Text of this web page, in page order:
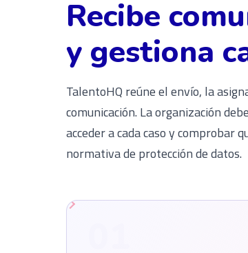
Recibe
y gestiona
TalentoHQ reúne el envío, la
comunicación. La organización
acceder a cada caso y comprobar
normativa de protección de datos.